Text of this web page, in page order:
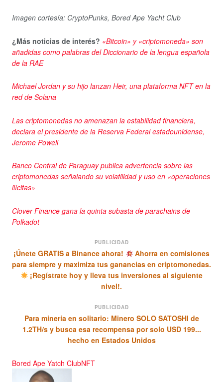
Imagen cortesía: CryptoPunks, Bored Ape Yacht Club
¿Más noticias de interés? «Bitcoin» y «criptomoneda» son
añadidas como palabras del Diccionario de la lengua española
de la RAE
Michael Jordan y su hijo lanzan Heir, una plataforma NFT en la
red de Solana
Las criptomonedas no amenazan la estabilidad financiera,
declara el presidente de la Reserva Federal estadounidense,
Jerome Powell
Banco Central de Paraguay publica advertencia sobre las
criptomonedas señalando su volatilidad y uso en «operaciones
ilícitas»
Clover Finance gana la quinta subasta de parachains de
Polkadot
PUBLICIDAD
¡Únete GRATIS a Binance ahora!
Ahorra en comisiones
para siempre y maximiza tus ganancias en criptomonedas.
¡Regístrate hoy y lleva tus inversiones al siguiente
nivel!.
PUBLICIDAD
Para minería en solitario: Minero SOLO SATOSHI de
1.2TH/s y busca esa recompensa por solo USD 199...
hecho en Estados Unidos
Bored Ape Yatch ClubNFT